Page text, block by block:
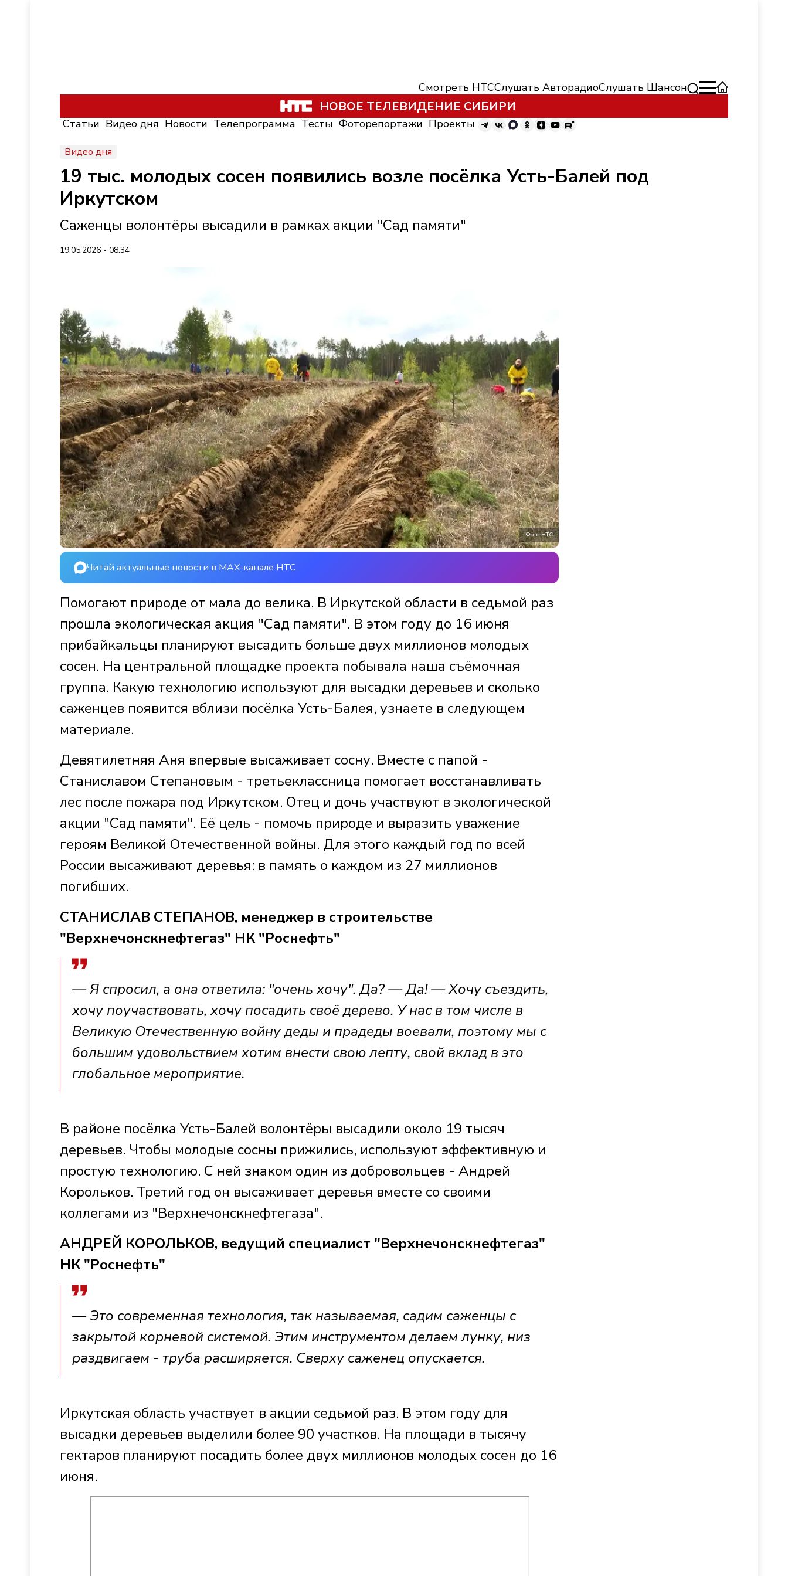
Смотреть НТССлушать АвторадиоСлушать Шансон
НОВОЕ ТЕЛЕВИДЕНИЕ СИБИРИ
Статьи Видео дня Новости Телепрограмма Тесты Фоторепортажи Проекты
Видео дня
19 тыс. молодых сосен появились возле посёлка Усть-Балей под
Иркутском
Саженцы волонтёры высадили в рамках акции "Сад памяти"
19.05.2026 - 08:34
Фото НТС
Читай актуальные новости в MAX-канале НТС
Помогают природе от мала до велика. В Иркутской области в седьмой раз
прошла экологическая акция "Сад памяти". В этом году до 16 июня
прибайкальцы планируют высадить больше двух миллионов молодых
сосен. На центральной площадке проекта побывала наша съёмочная
группа. Какую технологию используют для высадки деревьев и сколько
саженцев появится вблизи посёлка Усть-Балея, узнаете в следующем
материале.
Девятилетняя Аня впервые высаживает сосну. Вместе с папой -
Станиславом Степановым - третьеклассница помогает восстанавливать
лес после пожара под Иркутском. Отец и дочь участвуют в экологической
акции "Сад памяти". Её цель - помочь природе и выразить уважение
героям Великой Отечественной войны. Для этого каждый год по всей
России высаживают деревья: в память о каждом из 27 миллионов
погибших.
СТАНИСЛАВ СТЕПАНОВ, менеджер в строительстве
"Верхнечонскнефтегаз" НК "Роснефть"
— Я спросил, а она ответила: "очень хочу". Да? — Да! — Хочу съездить,
хочу поучаствовать, хочу посадить своё дерево. У нас в том числе в
Великую Отечественную войну деды и прадеды воевали, поэтому мы с
большим удовольствием хотим внести свою лепту, свой вклад в это
глобальное мероприятие.
В районе посёлка Усть-Балей волонтёры высадили около 19 тысяч
деревьев. Чтобы молодые сосны прижились, используют эффективную и
простую технологию. С ней знаком один из добровольцев - Андрей
Корольков. Третий год он высаживает деревья вместе со своими
коллегами из "Верхнечонскнефтегаза".
АНДРЕЙ КОРОЛЬКОВ, ведущий специалист "Верхнечонскнефтегаз"
НК "Роснефть"
— Это современная технология, так называемая, садим саженцы с
закрытой корневой системой. Этим инструментом делаем лунку, низ
раздвигаем - труба расширяется. Сверху саженец опускается.
Иркутская область участвует в акции седьмой раз. В этом году для
высадки деревьев выделили более 90 участков. На площади в тысячу
гектаров планируют посадить более двух миллионов молодых сосен до 16
июня.